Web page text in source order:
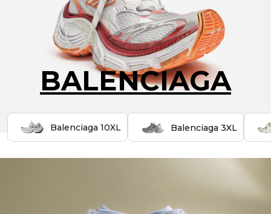
Balenciaga 10XL Balenciaga 3XL
BALENCIAGA